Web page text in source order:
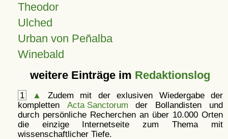
Theodor
Ulched
Urban von Peñalba
Winebald
weitere Einträge im Redaktionslog
1 ▲
Zudem mit der exlusiven Wiedergabe der
kompletten Acta Sanctorum der Bollandisten und
durch persönliche Recherchen an über 10.000 Orten
die einzige Internetseite zum Thema mit
wissenschaftlicher Tiefe.